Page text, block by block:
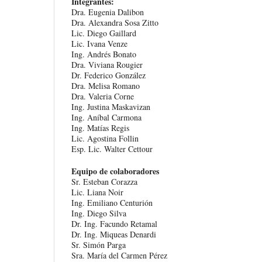
Dra. Eugenia Dalibon
Dra. Alexandra Sosa Zitto
Lic. Diego Gaillard
Lic. Ivana Venze
Ing. Andrés Bonato
Dra. Viviana Rougier
Dr. Federico González
Dra. Melisa Romano
Dra. Valeria Corne
Ing. Justina Maskavizan
Ing. Aníbal Carmona
Ing. Matías Regis
Lic. Agostina Follin
Esp. Lic. Walter Cettour
Equipo de colaboradores
Sr. Esteban Corazza
Lic. Liana Noir
Ing. Emiliano Centurión
Ing. Diego Silva
Dr. Ing. Facundo Retamal
Dr. Ing. Miqueas Denardi
Sr. Simón Parga
Sra. María del Carmen Pérez